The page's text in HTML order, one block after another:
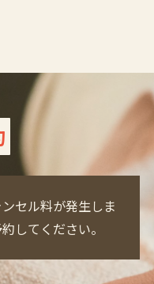
セル料が発生しま
してください。